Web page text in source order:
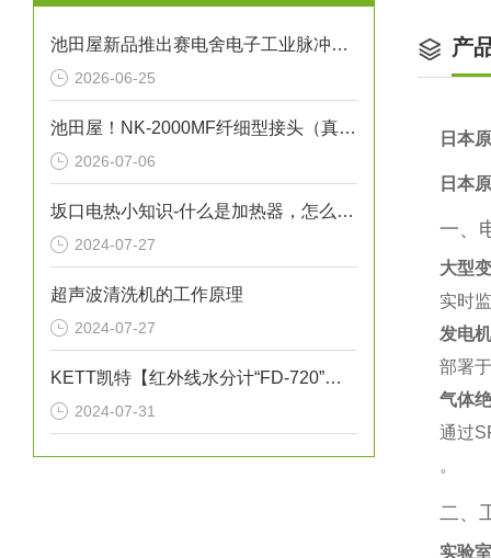
池田屋新品推出赛电舍电子工业脉冲焊机 TPH500 参数介绍
2026-06-25
池田屋！NK-2000MF纤细型接头（真空法兰）金属软管技术
2026-07-06
坂口电热小知识-什么是加热器，怎么保养加热器
2024-07-27
超声波清洗机的工作原理
2024-07-27
KETT凯特【红外线水分计“FD-720”的特点】《红外线水分仪测量实例》
2024-07-31
产
日本
日本
一、
大型
实时
发电
部署
气体
通过
。
二、
实验